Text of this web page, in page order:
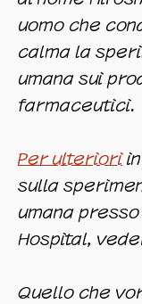
uomo che
calma la
umana sui
farmaceutici.
Per ulteriori
sulla
umana
Hospital,
Quello che